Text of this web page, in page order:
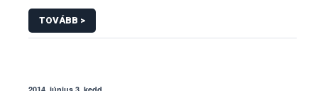
TOVÁBB >